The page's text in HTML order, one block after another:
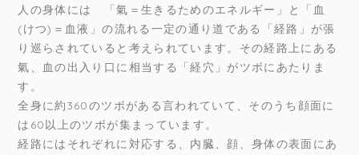
人の身体には 「氣＝生きるためのエネルギー」と「血
(けつ)＝血液」の流れる一定の通り道である「経路」が張
り巡らされていると考えられています。その経路上にある
氣、血の出入り口に相当する「経穴」がツボにあたりま
す。
全身に約360のツボがある言われていて、そのうち顔面に
は60以上のツボが集まっています。
経路にはそれぞれに対応する、内臓、顔、身体の表面にあ